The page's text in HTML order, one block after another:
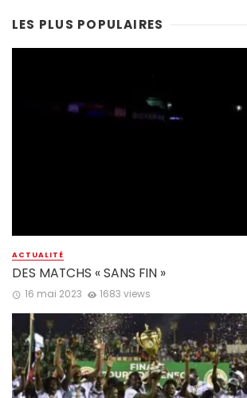
LES PLUS POPULAIRES
ACTUALITÉ
DES MATCHS « SANS FIN »
16 mai 2023 1683 views